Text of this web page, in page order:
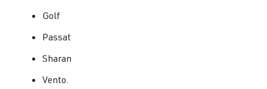
Golf
Passat
Sharan
Vento.